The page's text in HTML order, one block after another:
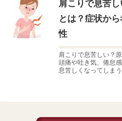
肩こりで息苦
とは？症状か
性
肩こりで息苦しい？
頭痛や吐き気、倦怠
息苦しくなってしま